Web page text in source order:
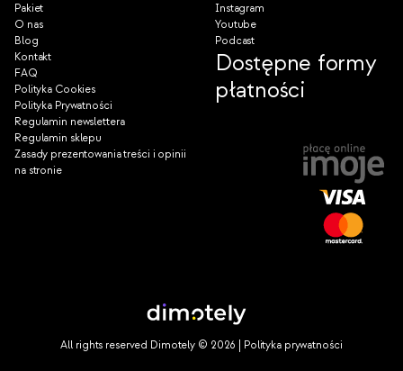
Pakiet
O nas
Blog
Kontakt
FAQ
Polityka Cookies
Polityka Prywatności
Regulamin newslettera
Regulamin sklepu
Zasady prezentowania treści i opinii
na stronie
Instagram
Youtube
Podcast
Dostępne formy
płatności
All rights reserved Dimotely © 2026 | Polityka prywatności